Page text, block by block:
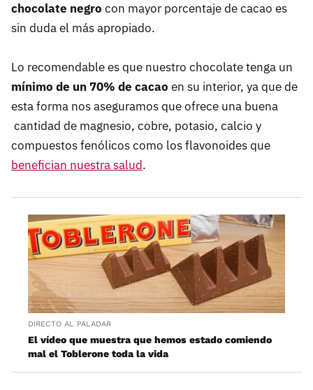
chocolate negro con mayor porcentaje de cacao es
sin duda el más apropiado.
Lo recomendable es que nuestro chocolate tenga un
mínimo de un 70% de cacao en su interior, ya que de
esta forma nos aseguramos que ofrece una buena
cantidad de magnesio, cobre, potasio, calcio y
compuestos fenólicos como los flavonoides que
benefician nuestra salud.
DIRECTO AL PALADAR
El vídeo que muestra que hemos estado comiendo
mal el Toblerone toda la vida